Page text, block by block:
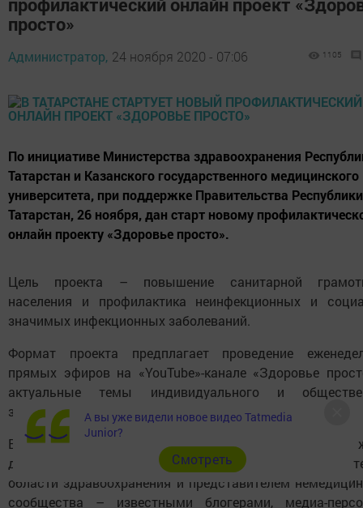
профилактический онлайн проект
просто»
Администратор, 24 ноября 2020 - 07:06 1105
По инициативе Министерства здравоохранения
Татарстан и Казанского государственного медицинского
университета, при поддержке Правительства Республики
Татарстан, 26 ноября, дан старт новому
онлайн проекту «Здоровье просто».
Цель проекта – повышение санитарной
населения и профилактика неинфекционных и
значимых инфекционных заболеваний.
Формат проекта предплагает проведение
прямых эфиров на «YouTube»-канале «Здоровье
актуальные темы индивидуального и
здоровья.
В каждом прямом эфире вы станете участником
дискуссии с ведущим специалистом на выбранную
области здравоохранения и представителем
сообщества – известными блогерами, медиа-
А вы уже видели новое видео Tatmedia
Junior?
Cмотреть